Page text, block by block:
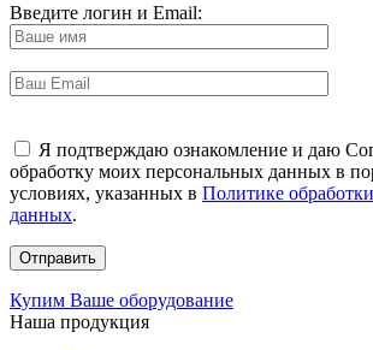
Введите логин и Email:
Я подтверждаю ознакомление и даю
обработку моих персональных данных в
условиях, указанных в Политике
данных.
Купим Ваше оборудование
Наша продукция